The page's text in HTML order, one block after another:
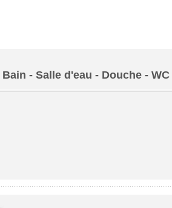
- Salle d'eau - Douche - WC